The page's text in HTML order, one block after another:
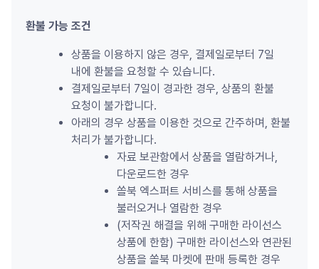
환불 가능 조건
상품을 이용하지 않은 경우, 결제일로부터 7일
내에 환불을 요청할 수 있습니다.
결제일로부터 7일이 경과한 경우, 상품의 환불
요청이 불가합니다.
아래의 경우 상품을 이용한 것으로 간주하며, 환불
처리가 불가합니다.
자료 보관함에서 상품을 열람하거나,
다운로드한 경우
쏠북 엑스퍼트 서비스를 통해 상품을
불러오거나 열람한 경우
(저작권 해결을 위해 구매한 라이선스
상품에 한함) 구매한 라이선스와 연관된
상품을 쏠북 마켓에 판매 등록한 경우